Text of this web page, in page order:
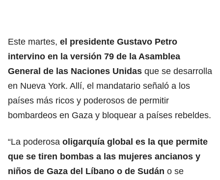
Este martes, el presidente Gustavo Petro
intervino en la versión 79 de la Asamblea
General de las Naciones Unidas que se desarrolla
en Nueva York. Allí, el mandatario señaló a los
países más ricos y poderosos de permitir
bombardeos en Gaza y bloquear a países rebeldes.
“La poderosa oligarquía global es la que permite
que se tiren bombas a las mujeres ancianos y
niños de Gaza del Líbano o de Sudán o se